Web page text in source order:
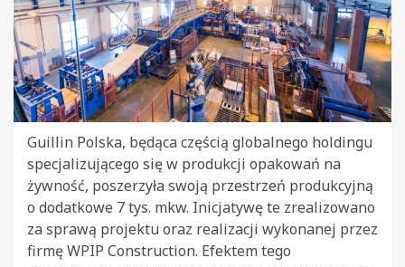
Guillin Polska, będąca częścią globalnego holdingu
specjalizującego się w produkcji opakowań na
żywność, poszerzyła swoją przestrzeń produkcyjną
o dodatkowe 7 tys. mkw. Inicjatywę te zrealizowano
za sprawą projektu oraz realizacji wykonanej przez
firmę WPIP Construction. Efektem tego